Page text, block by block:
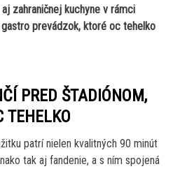
zahraničnej kuchyne v rámci
prevádzok, ktoré oc tehelko
PRED ŠTADIÓNOM,
TEHELKO
patrí nielen kvalitných 90 minút
tak aj fandenie, a s ním spojená